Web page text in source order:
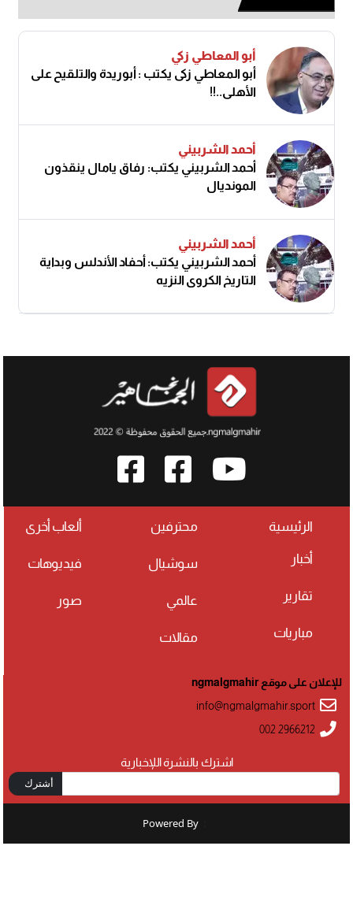
أبو المعاطي زكي
أبو المعاطي زكى يكتب : أبوريدة والتلقيح على
الأهلى..!!
أحمد الشربيني
أحمد الشربيني يكتب: رفاق يامال ينقذون
المونديال
أحمد الشربيني
أحمد الشربيني يكتب: أحفاد الأندلس وبداية
التاريخ الكروي النزيه
الرئيسية
أخبار
تقارير
مباريات
محترفين
سوشيال
عالمي
مقالات
ألعاب أخرى
فيديوهات
صور
اشترك بالنشرة اللإخبارية
أشترك
للإعلان على موقع ngmalgmahir
info@ngmalgmahir.sport
002 2966212
Powered By